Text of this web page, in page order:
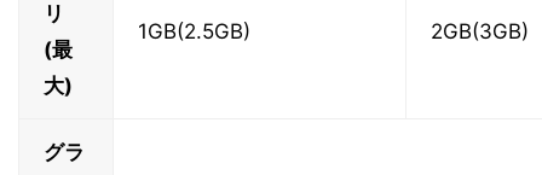
リ
(最
大)
1GB(2.5GB) 2GB(3GB)
グラ